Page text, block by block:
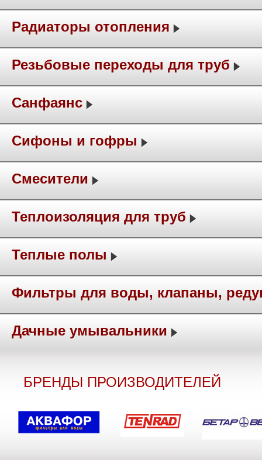
Радиаторы отопления
Резьбовые переходы для труб
Санфаянс
Сифоны и гофры
Смесители
Теплоизоляция для труб
Теплые полы
Фильтры для воды, клапаны,
Дачные умывальники
БРЕНДЫ ПРОИЗВОДИТЕЛЕЙ